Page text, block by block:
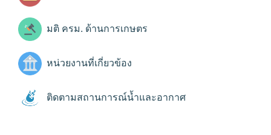
มติ ครม. ด้านการเกษตร
หน่วยงานที่เกี่ยวข้อง
ติดตามสถานการณ์น้ำและอากาศ